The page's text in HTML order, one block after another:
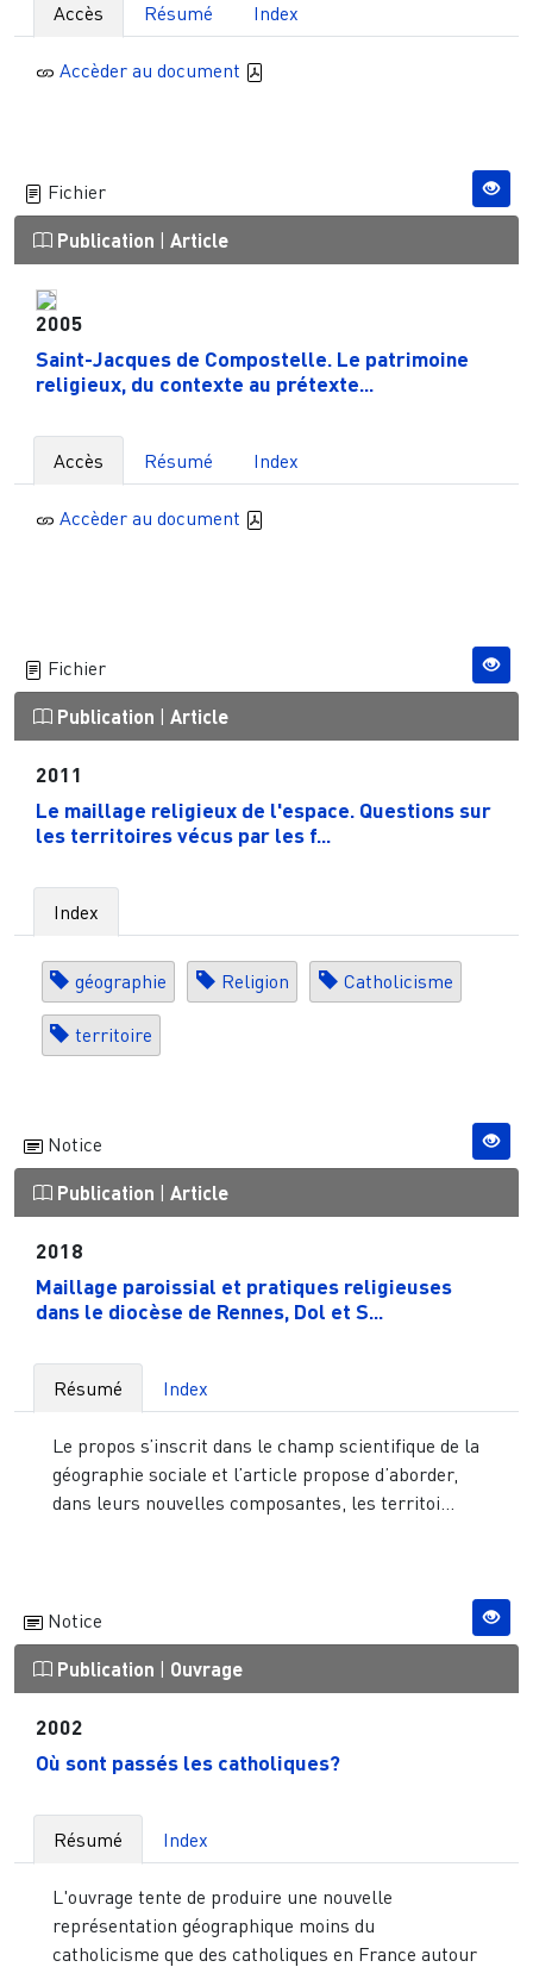
Accès Résumé Index
Accèder au document
Fichier
Publication Article
2005
Saint-Jacques de Compostelle. Le patrimoine
religieux, du contexte au prétexte...
Accès Résumé Index
Accèder au document
Fichier
Publication Article
2011
Le maillage religieux de l'espace. Questions sur
les territoires vécus par les f...
Index
géographie Religion Catholicisme
territoire
Notice
Publication Article
2018
Maillage paroissial et pratiques religieuses
dans le diocèse de Rennes, Dol et S...
Résumé Index
Le propos s’inscrit dans le champ scientifique de la
géographie sociale et l’article propose d’aborder,
dans leurs nouvelles composantes, les territoi...
Notice
Publication Ouvrage
2002
Où sont passés les catholiques?
Résumé Index
L'ouvrage tente de produire une nouvelle
représentation géographique moins du
catholicisme que des catholiques en France autour